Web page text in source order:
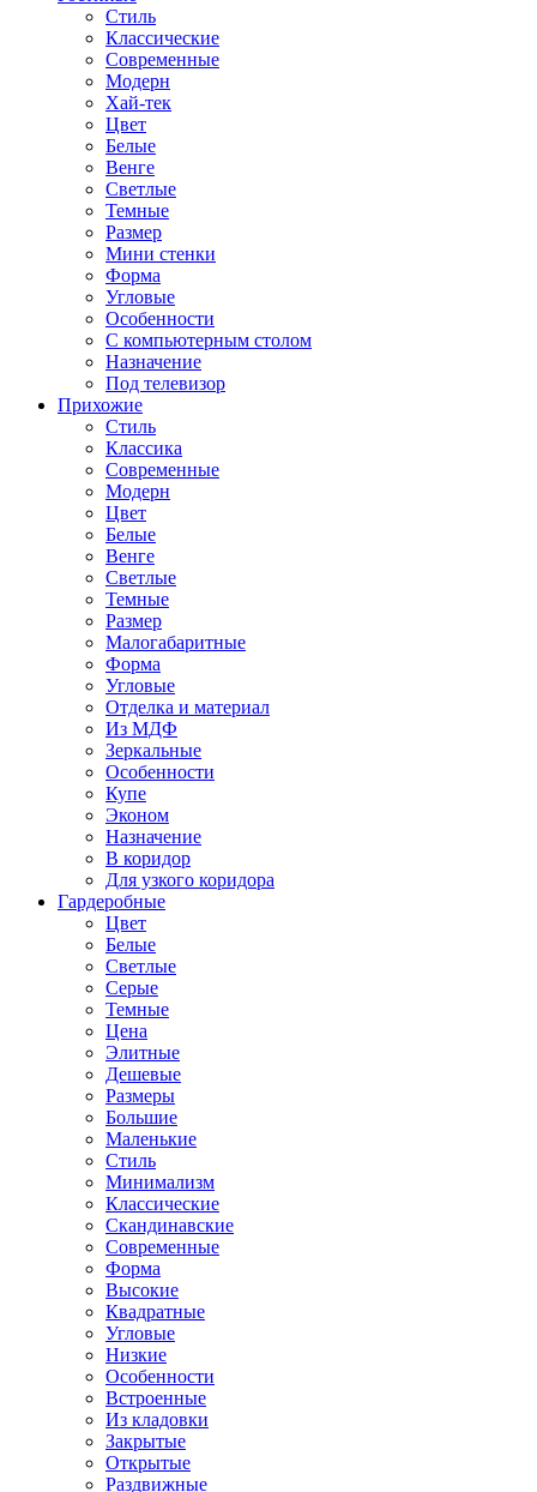
Стиль
Классические
Современные
Модерн
Хай-тек
Цвет
Белые
Венге
Светлые
Темные
Размер
Мини стенки
Форма
Угловые
Особенности
С компьютерным столом
Назначение
Под телевизор
Прихожие
Стиль
Классика
Современные
Модерн
Цвет
Белые
Венге
Светлые
Темные
Размер
Малогабаритные
Форма
Угловые
Отделка и материал
Из МДФ
Зеркальные
Особенности
Купе
Эконом
Назначение
В коридор
Для узкого коридора
Гардеробные
Цвет
Белые
Светлые
Серые
Темные
Цена
Элитные
Дешевые
Размеры
Большие
Маленькие
Стиль
Минимализм
Классические
Скандинавские
Современные
Форма
Высокие
Квадратные
Угловые
Низкие
Особенности
Встроенные
Из кладовки
Закрытые
Открытые
Раздвижные